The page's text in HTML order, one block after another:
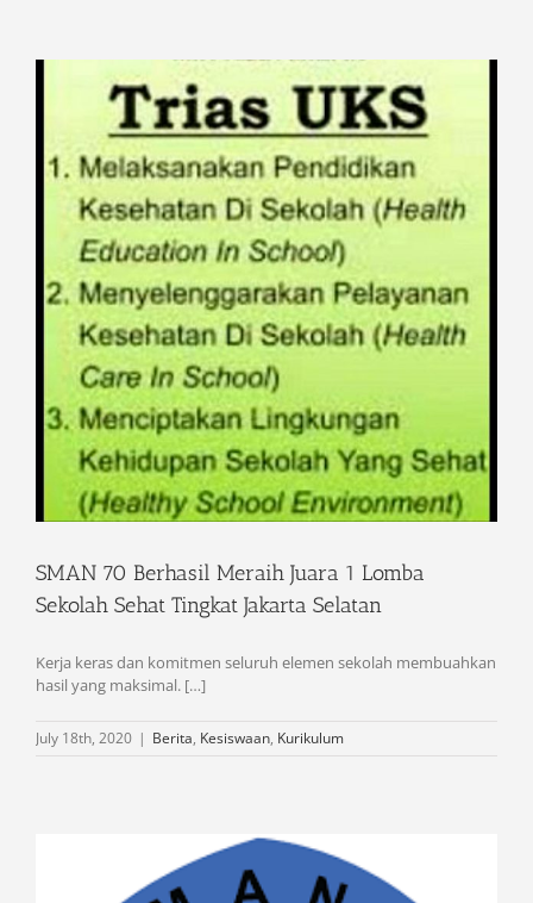
SMAN 70 Berhasil Meraih Juara 1 Lomba
Sekolah Sehat Tingkat Jakarta Selatan
Kerja keras dan komitmen seluruh elemen sekolah membuahkan
hasil yang maksimal. […]
July 18th, 2020 | Berita, Kesiswaan, Kurikulum